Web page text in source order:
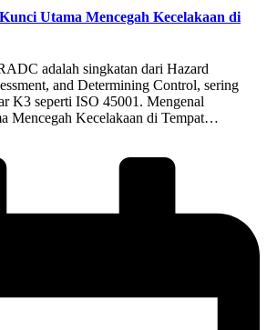
Utama Mencegah Kecelakaan di
adalah singkatan dari Hazard
and Determining Control, sering
K3 seperti ISO 45001. Mengenal
Mencegah Kecelakaan di Tempat…